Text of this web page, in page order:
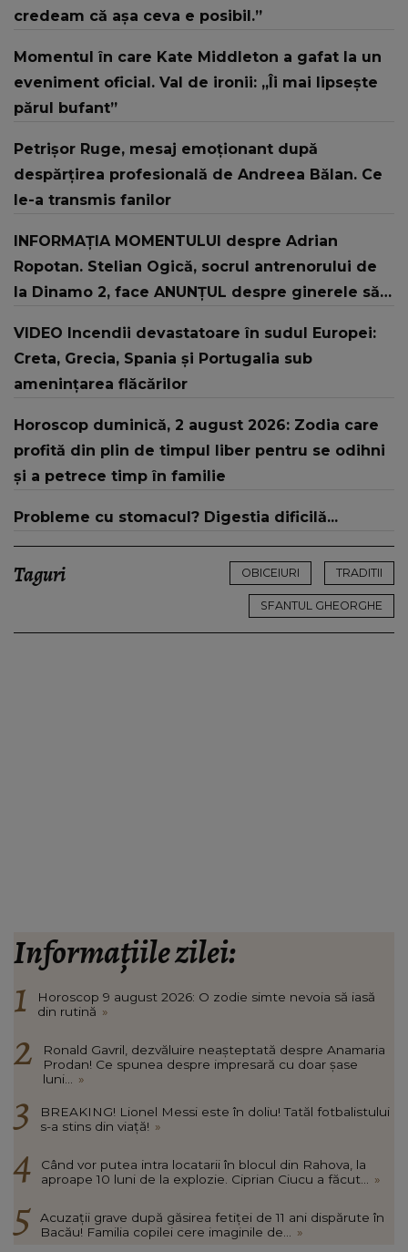
credeam că așa ceva e posibil.”
Momentul în care Kate Middleton a gafat la un
eveniment oficial. Val de ironii: „Îi mai lipsește
părul bufant”
Petrișor Ruge, mesaj emoționant după
despărțirea profesională de Andreea Bălan. Ce
le-a transmis fanilor
INFORMAȚIA MOMENTULUI despre Adrian
Ropotan. Stelian Ogică, socrul antrenorului de
la Dinamo 2, face ANUNȚUL despre ginerele său:
VIDEO Incendii devastatoare în sudul Europei:
Creta, Grecia, Spania și Portugalia sub
amenințarea flăcărilor
Horoscop duminică, 2 august 2026: Zodia care
profită din plin de timpul liber pentru se odihni
și a petrece timp în familie
Probleme cu stomacul? Digestia dificilă...
Taguri OBICEIURI TRADITII
SFANTUL GHEORGHE
Informațiile zilei:
Horoscop 9 august 2026: O zodie simte nevoia să iasă
din rutină »
Ronald Gavril, dezvăluire neașteptată despre Anamaria
Prodan! Ce spunea despre impresară cu doar șase
luni...
»
BREAKING! Lionel Messi este în doliu! Tatăl fotbalistului
s-a stins din viață! »
Când vor putea intra locatarii în blocul din Rahova, la
aproape 10 luni de la explozie. Ciprian Ciucu a făcut...
»
Acuzații grave după găsirea fetiței de 11 ani dispărute în
Bacău! Familia copilei cere imaginile de...
»